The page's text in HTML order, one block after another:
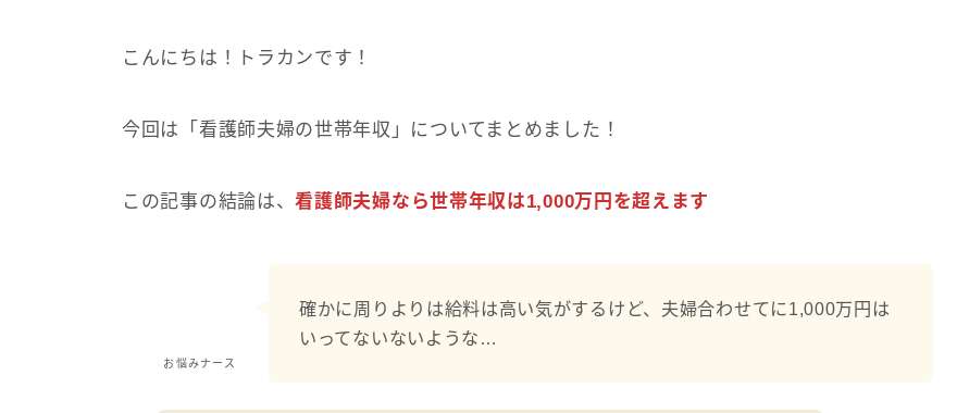
こんにちは！トラカンです！
今回は「看護師夫婦の世帯年収」についてまとめました！
この記事の結論は、看護師夫婦なら世帯年収は1,000万円を超えます
お悩みナース
確かに周りよりは給料は高い気がするけど、夫婦合わせてに1,000万円は
いってないないような…